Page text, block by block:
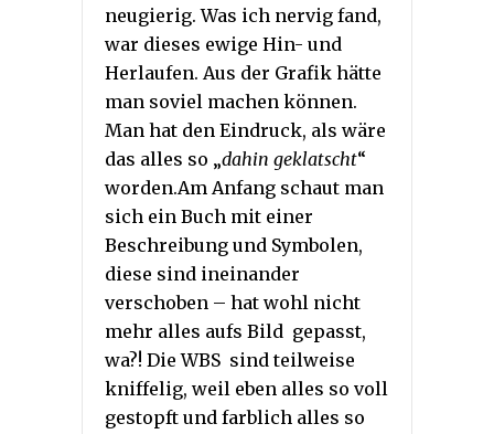
neugierig. Was ich nervig fand,
war dieses ewige Hin- und
Herlaufen. Aus der Grafik hätte
man soviel machen können.
Man hat den Eindruck, als wäre
das alles so „dahin geklatscht“
worden.Am Anfang schaut man
sich ein Buch mit einer
Beschreibung und Symbolen,
diese sind ineinander
verschoben – hat wohl nicht
mehr alles aufs Bild gepasst,
wa?! Die WBS sind teilweise
kniffelig, weil eben alles so voll
gestopft und farblich alles so